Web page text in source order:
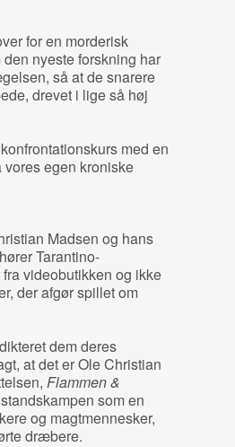
for en morderisk
nyeste forskning har
så at de snarere
drevet i lige så høj
med en
egen kroniske
Madsen og hans
Tarantino-
videobutikken og ikke
der afgør spillet om
dem deres
at det er Ole Christian
Flammen &
som en
og magtmennesker,
dræbere.